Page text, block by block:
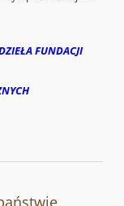
FUNDACJI